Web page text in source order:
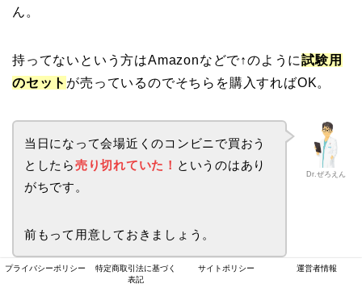
ん。
持ってないという方はAmazonなどで↑のように試験用
のセット が売っているのでそちらを購入すればOK。
Dr.ぜろえん
当日になって会場近くのコンビニで買おう
としたら売り切れていた ！ というのはあり
がちです。
前もって用意しておきましょう。
プライバシーポリシー
特定商取引法に基づく
表記
サイトポリシー 運営者情報